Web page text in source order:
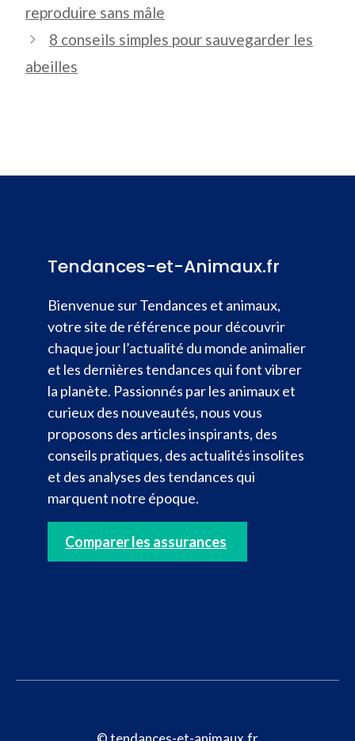
reproduire sans mâle
8 conseils simples pour sauvegarder les
abeilles
Tendances-et-Animaux.fr
Bienvenue sur Tendances et animaux,
votre site de référence pour découvrir
chaque jour l’actualité du monde animalier
et les dernières tendances qui font vibrer
la planète. Passionnés par les animaux et
curieux des nouveautés, nous vous
proposons des articles inspirants, des
conseils pratiques, des actualités insolites
et des analyses des tendances qui
marquent notre époque.
Comparer les assurances